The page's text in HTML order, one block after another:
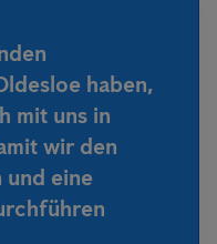
haben,
mit uns in
wir den
und eine